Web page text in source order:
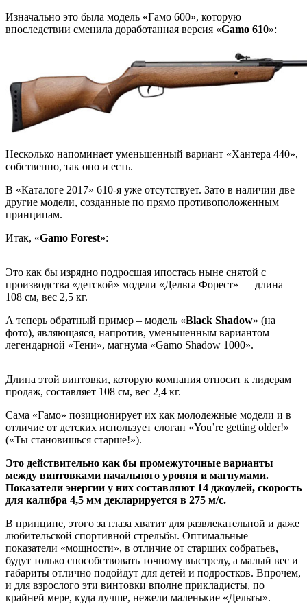
Изначально это была модель «Гамо 600», которую
впоследствии сменила доработанная версия «Gamo 610»:
Несколько напоминает уменьшенный вариант «Хантера 440»,
собственно, так оно и есть.
В «Каталоге 2017» 610-я уже отсутствует. Зато в наличии две
другие модели, созданные по прямо противоположенным
принципам.
Итак, «Gamo Forest»:
Это как бы изрядно подросшая ипостась ныне снятой с
производства «детской» модели «Дельта Форест» — длина
108 см, вес 2,5 кг.
А теперь обратный пример – модель «Black Shadow» (на
фото), являющаяся, напротив, уменьшенным вариантом
легендарной «Тени», магнума «Gamo Shadow 1000».
Длина этой винтовки, которую компания относит к лидерам
продаж, составляет 108 см, вес 2,4 кг.
Сама «Гамо» позиционирует их как молодежные модели и в
отличие от детских использует слоган «You’re getting older!»
(«Ты становишься старше!»).
Это действительно как бы промежуточные варианты
между винтовками начального уровня и магнумами.
Показатели энергии у них составляют 14 джоулей, скорость
для калибра 4,5 мм декларируется в 275 м/с.
В принципе, этого за глаза хватит для развлекательной и даже
любительской спортивной стрельбы. Оптимальные
показатели «мощности», в отличие от старших собратьев,
будут только способствовать точному выстрелу, а малый вес и
габариты отлично подойдут для детей и подростков. Впрочем,
и для взрослого эти винтовки вполне прикладисты, по
крайней мере, куда лучше, нежели маленькие «Дельты».